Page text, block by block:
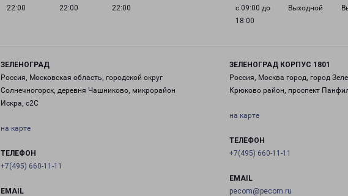
22:00
22:00
22:00
с 09:00 до
18:00
Выходной
ЗЕЛЕНОГРАД
Россия, Московская область, городской округ
Солнечногорск, деревня Чашниково, микрорайон
Искра, с2С
на карте
ТЕЛЕФОН
+7(495) 660-11-11
EMAIL
ЗЕЛЕНОГРАД КОРПУС 1801
Россия, Москва город, город
Крюково район, проспект
на карте
ТЕЛЕФОН
+7(495) 660-11-11
EMAIL
pecom@pecom.ru